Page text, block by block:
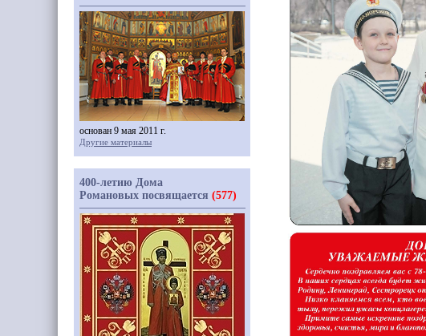
основан 9 мая 2011 г.
Другие материалы
400-летию Дома
Романовых посвящается (577)